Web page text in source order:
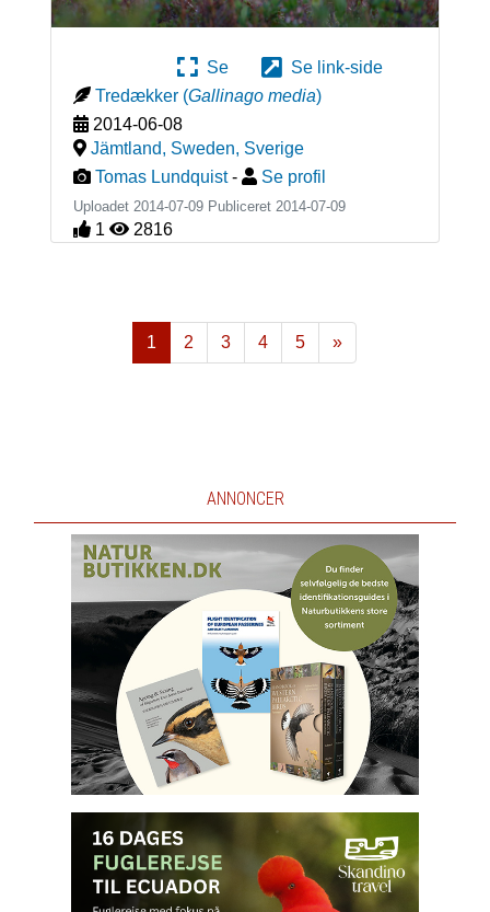
Se
Se link-side
Tredækker (Gallinago media)
2014-06-08
Jämtland, Sweden, Sverige
Tomas Lundquist - Se profil
Uploadet 2014-07-09 Publiceret 2014-07-09
1 2816
1 2 3 4 5
»
Næste
ANNONCER